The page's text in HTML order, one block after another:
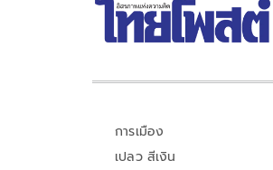
การเมือง
เปลว สีเงิน